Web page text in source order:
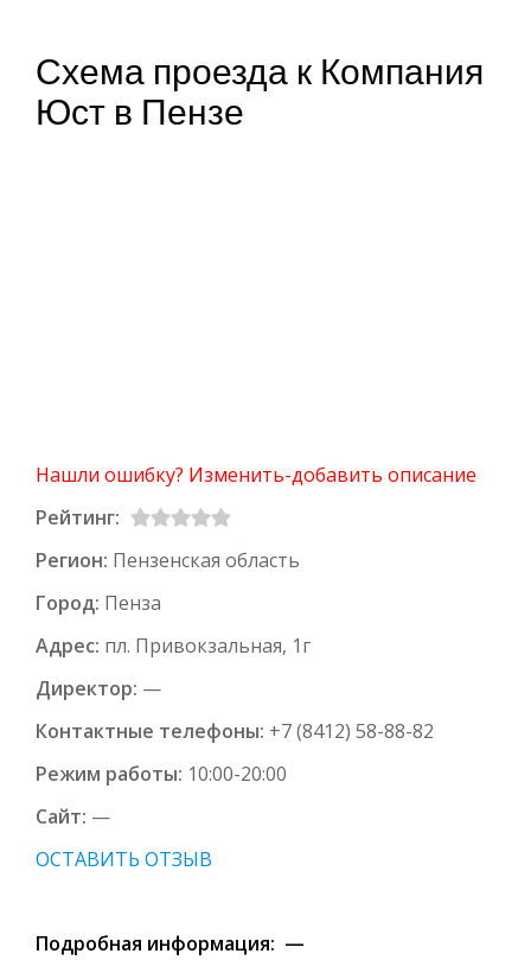
Схема проезда к Компания
Юст в Пензе
Нашли ошибку? Изменить-добавить описание
Рейтинг:
Регион: Пензенская область
Город: Пенза
Адрес: пл. Привокзальная, 1г
Директор: —
Контактные телефоны: +7 (8412) 58-88-82
Режим работы: 10:00-20:00
Сайт: —
ОСТАВИТЬ ОТЗЫВ
Подробная информация: —